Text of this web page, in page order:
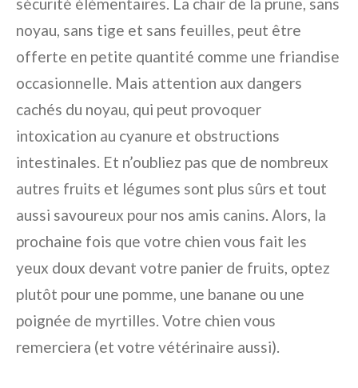
noyau, sans tige et sans feuilles, peut être
offerte en petite quantité comme une friandise
occasionnelle. Mais attention aux dangers
cachés du noyau, qui peut provoquer
intoxication au cyanure et obstructions
intestinales. Et n’oubliez pas que de nombreux
autres fruits et légumes sont plus sûrs et tout
aussi savoureux pour nos amis canins. Alors, la
prochaine fois que votre chien vous fait les
yeux doux devant votre panier de fruits, optez
plutôt pour une pomme, une banane ou une
poignée de myrtilles. Votre chien vous
remerciera (et votre vétérinaire aussi).